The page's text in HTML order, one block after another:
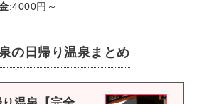
:4000円～
の日帰り温泉まとめ